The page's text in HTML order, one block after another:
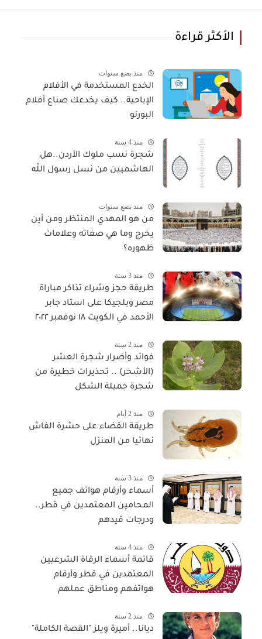
الأكثر قراءة
منذ بضع سنوات
الخدع المستخدمة في الأفلام
الإباحية.. كيف يخدعك صناع أفلام
البورنو
منذ 4 سنة
شجرة نسب ملوك الأردن..هل
الهاشميين من نسل رسول اللّه
منذ بضع سنوات
من هو المهدي المنتظر ومن أين
يخرج وما هي صفاته وعلامات
ظهوره؟
منذ 3 سنة
طريقة حجز وشراء تذاكر مباراة
مصر وبلجيكا على استاد جابر
الأحمد في الكويت ١٨ نوفمبر ٢٠٢٢
منذ 2 سنة
فوائد وأضرار شجرة العشر
(الأشخر) .. تحذيرات خطيرة من
شجرة جميلة الشكل
منذ 2 أيام
طريقة القضاء على حشرة الفاش
نهائيا من المنزل
منذ 3 سنة
أسماء وأرقام هواتف جميع
المحامين المعتمدين في قطر..
ودرجات قيدهم
منذ 4 سنة
قائمة أسماء الرقاة الشرعيين
المعتمدين في قطر وأرقام
هواتفهم ومناطق عملهم
منذ 2 سنة
ديانا.. أميرة ويلز "القصة الكاملة"